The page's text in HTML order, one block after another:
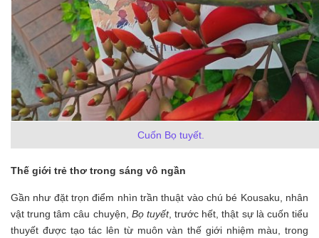
Cuốn Bọ tuyết.
Thế giới trẻ thơ trong sáng vô ngần
Gần như đặt trọn điểm nhìn trần thuật vào chú bé Kousaku, nhân
vật trung tâm câu chuyện, Bọ tuyết, trước hết, thật sự là cuốn tiểu
thuyết được tạo tác lên từ muôn vàn thế giới nhiệm màu, trong